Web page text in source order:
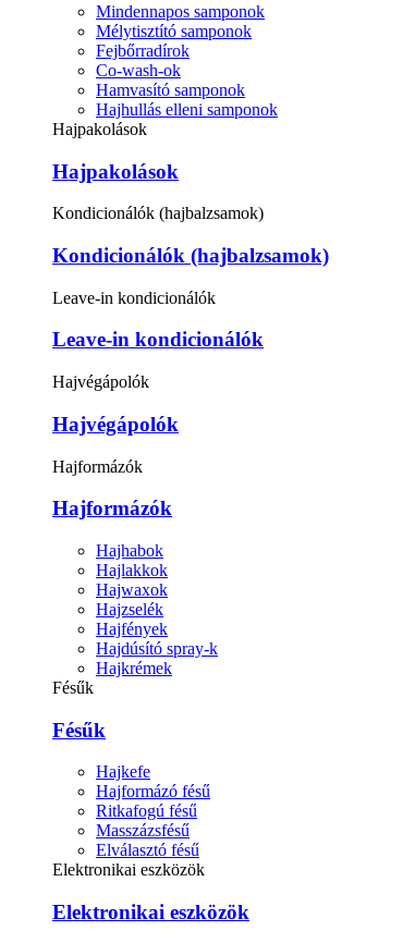
Mindennapos samponok
Mélytisztító samponok
Fejbőrradírok
Co-wash-ok
Hamvasító samponok
Hajhullás elleni samponok
Hajpakolások
Hajpakolások
Kondicionálók (hajbalzsamok)
Kondicionálók (hajbalzsamok)
Leave-in kondicionálók
Leave-in kondicionálók
Hajvégápolók
Hajvégápolók
Hajformázók
Hajformázók
Hajhabok
Hajlakkok
Hajwaxok
Hajzselék
Hajfények
Hajdúsító spray-k
Hajkrémek
Fésűk
Fésűk
Hajkefe
Hajformázó fésű
Ritkafogú fésű
Masszázsfésű
Elválasztó fésű
Elektronikai eszközök
Elektronikai eszközök